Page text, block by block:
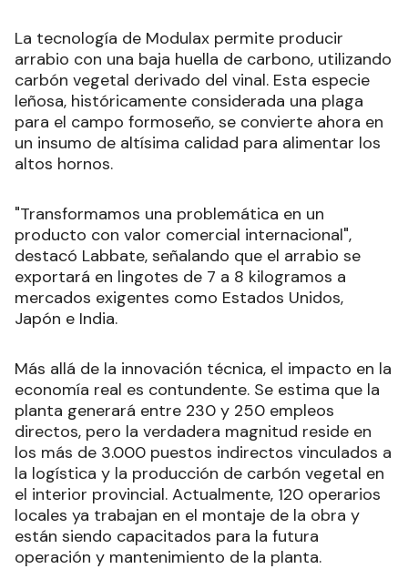
La tecnología de Modulax permite producir
arrabio con una baja huella de carbono, utilizando
carbón vegetal derivado del vinal. Esta especie
leñosa, históricamente considerada una plaga
para el campo formoseño, se convierte ahora en
un insumo de altísima calidad para alimentar los
altos hornos.
"Transformamos una problemática en un
producto con valor comercial internacional",
destacó Labbate, señalando que el arrabio se
exportará en lingotes de 7 a 8 kilogramos a
mercados exigentes como Estados Unidos,
Japón e India.
Más allá de la innovación técnica, el impacto en la
economía real es contundente. Se estima que la
planta generará entre 230 y 250 empleos
directos, pero la verdadera magnitud reside en
los más de 3.000 puestos indirectos vinculados a
la logística y la producción de carbón vegetal en
el interior provincial. Actualmente, 120 operarios
locales ya trabajan en el montaje de la obra y
están siendo capacitados para la futura
operación y mantenimiento de la planta.